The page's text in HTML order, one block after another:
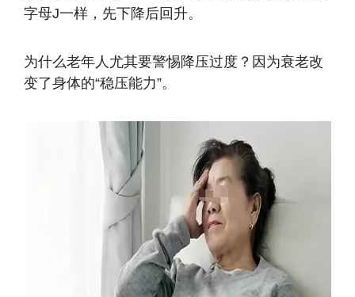
字母J一样，先下降后回升。
为什么老年人尤其要警惕降压过度？因为衰老改
变了身体的“稳压能力”。